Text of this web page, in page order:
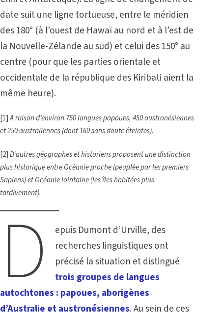
date suit une ligne tortueuse, entre le méridien
des 180° (à l’ouest de Hawaï au nord et à l’est de
la Nouvelle-Zélande au sud) et celui des 150° au
centre (pour que les parties orientale et
occidentale de la république des Kiribati aient la
même heure).
[1]A raison d’environ 750 langues papoues, 450 austronésiennes
et 250 australiennes (dont 160 sans doute éteintes).
[2]D’autres géographes et historiens proposent une distinction
plus historique entre Océanie proche (peuplée par les premiers
Sapiens) et Océanie lointaine (les îles habitées plus
tardivement).
D
epuis Dumont d’Urville, des
recherches linguistiques ont
précisé la situation et distingué
trois groupes de langues
autochtones : papoues, aborigènes
d’Australie et austronésiennes. Au sein de ces